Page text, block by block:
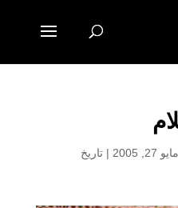
مايو 27, 2005 | تاريخ